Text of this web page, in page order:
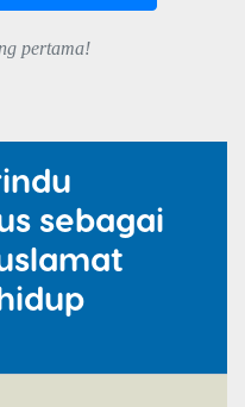
pertama!
sebagai